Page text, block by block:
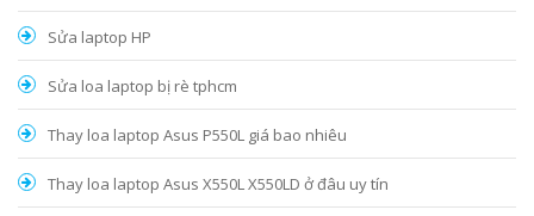
Sửa laptop HP
Sửa loa laptop bị rè tphcm
Thay loa laptop Asus P550L giá bao nhiêu
Thay loa laptop Asus X550L X550LD ở đâu uy tín